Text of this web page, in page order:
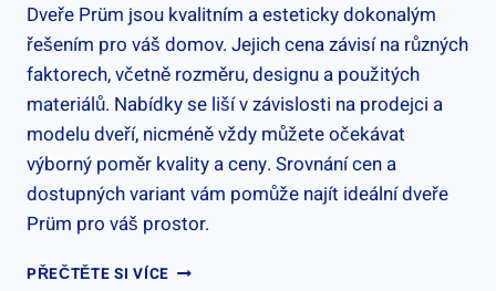
Dveře Prüm jsou kvalitním a esteticky dokonalým
řešením pro váš domov. Jejich cena závisí na různých
faktorech, včetně rozměru, designu a použitých
materiálů. Nabídky se liší v závislosti na prodejci a
modelu dveří, nicméně vždy můžete očekávat
výborný poměr kvality a ceny. Srovnání cen a
dostupných variant vám pomůže najít ideální dveře
Prüm pro váš prostor.
PŘEČTĚTE SI VÍCEDVEŘE